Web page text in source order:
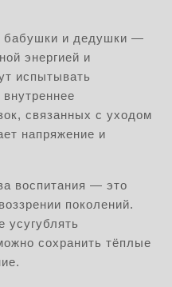
бабушки и дедушки —
энергией и
испытывать
связанных с уходом
напряжение и
воспитания — это
поколений.
усугублять
сохранить тёплые